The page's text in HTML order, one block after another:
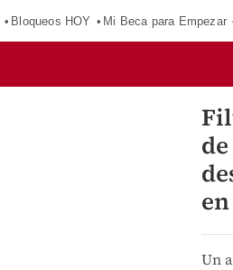
Bloqueos HOY Mi Beca para Empezar
Un